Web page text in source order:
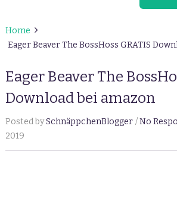
Home
Eager Beaver The BossHoss GRATIS
Eager Beaver The
Download bei amazon
Posted bySchnäppchenBlogger No
2019